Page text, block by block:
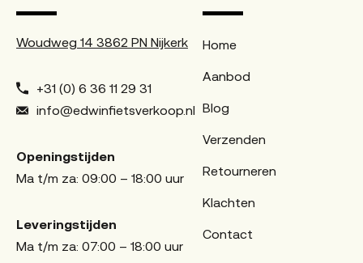
Woudweg 14 3862 PN Nijkerk
+31 (0) 6 36 11 29 31
info@edwinfietsverkoop.nl
Openingstijden
Ma t/m za: 09:00 – 18:00 uur
Leveringstijden
Ma t/m za: 07:00 – 18:00 uur
Home
Aanbod
Blog
Verzenden
Retourneren
Klachten
Contact